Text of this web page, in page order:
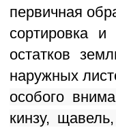
первичная
сортировка
остатков
наружных
особого
кинзу,